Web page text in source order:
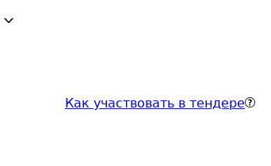
Как участвовать в тендере